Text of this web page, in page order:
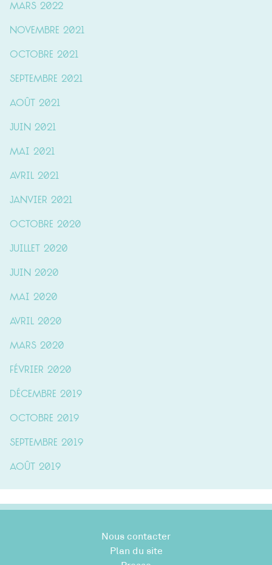
mars 2022
novembre 2021
octobre 2021
septembre 2021
août 2021
juin 2021
mai 2021
avril 2021
janvier 2021
octobre 2020
juillet 2020
juin 2020
mai 2020
avril 2020
mars 2020
février 2020
décembre 2019
octobre 2019
septembre 2019
août 2019
Nous contacter
Plan du site